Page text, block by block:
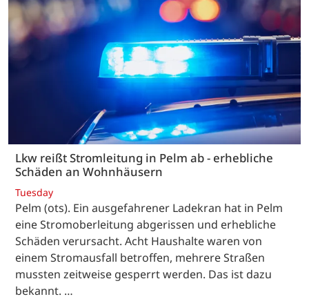
Lkw reißt Stromleitung in Pelm ab - erhebliche
Schäden an Wohnhäusern
Tuesday
Pelm (ots). Ein ausgefahrener Ladekran hat in Pelm
eine Stromoberleitung abgerissen und erhebliche
Schäden verursacht. Acht Haushalte waren von
einem Stromausfall betroffen, mehrere Straßen
mussten zeitweise gesperrt werden. Das ist dazu
bekannt. …